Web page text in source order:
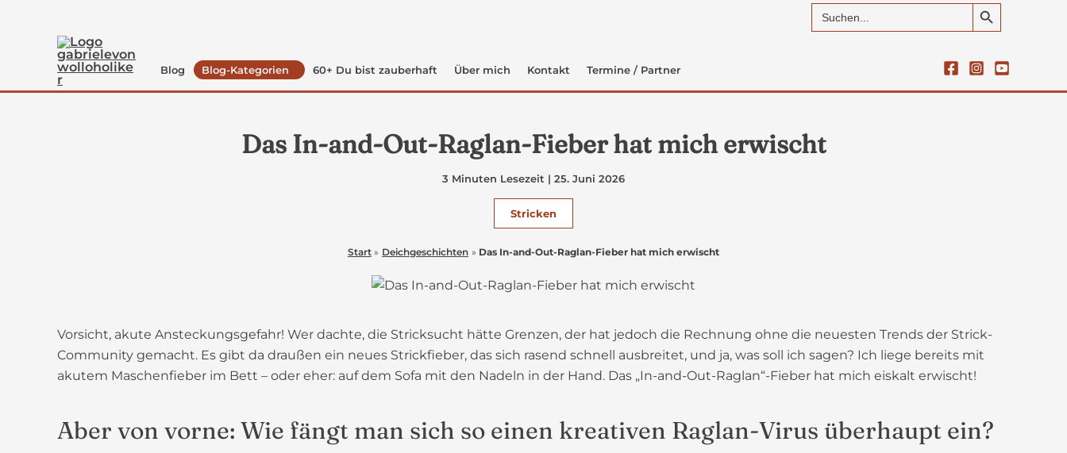
springen
Search
for:
Blog Blog-Kategorien 60+ Du bist zauberhaft Über mich Kontakt Termine / Partner
Das In-and-Out-Raglan-Fieber hat mich erwischt
3 Minuten Lesezeit | 25. Juni 2026
Stricken
Start Deichgeschichten Das In-and-Out-Raglan-Fieber hat mich erwischt
Vorsicht, akute Ansteckungsgefahr! Wer dachte, die Stricksucht hätte Grenzen, der hat jedoch die Rechnung ohne die neuesten Trends der Strick-
Community gemacht. Es gibt da draußen ein neues Strickfieber, das sich rasend schnell ausbreitet, und ja, was soll ich sagen? Ich liege bereits mit
akutem Maschenfieber im Bett – oder eher: auf dem Sofa mit den Nadeln in der Hand. Das „In-and-Out-Raglan“-Fieber hat mich eiskalt erwischt!
Aber von vorne: Wie fängt man sich so einen kreativen Raglan-Virus überhaupt ein?